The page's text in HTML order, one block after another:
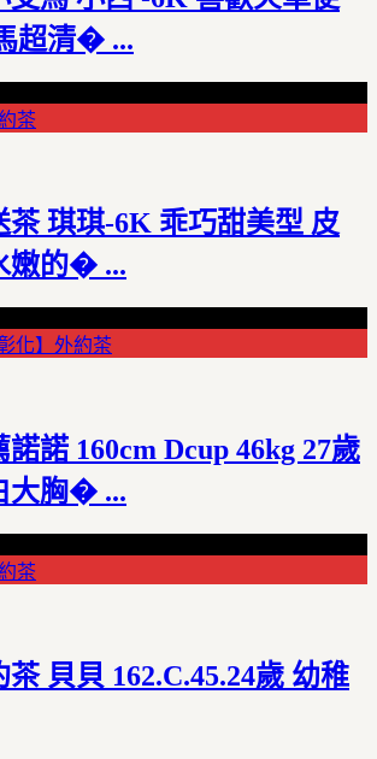
超清� ...
茶
茶 琪琪-6K 乖巧甜美型 皮
嫩的� ...
化】外約茶
諾諾 160cm Dcup 46kg 27歲
大胸� ...
茶
貝貝 162.C.45.24歲 幼稚